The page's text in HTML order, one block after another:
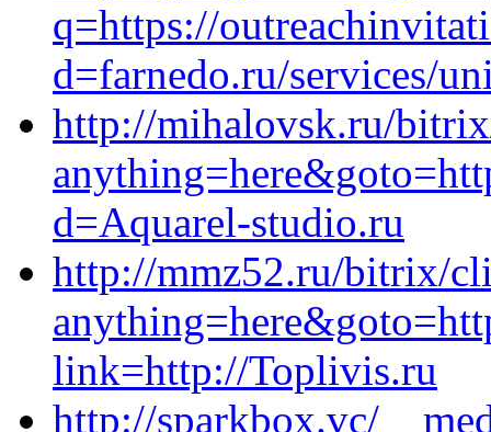
q=https://
d=farnedo.ru/services/
http://mihalovsk.ru/
d=Aquarel-studio.ru
http://mmz52.ru/bitrix/
link=http://Toplivis.ru
http://sparkbox.vc/